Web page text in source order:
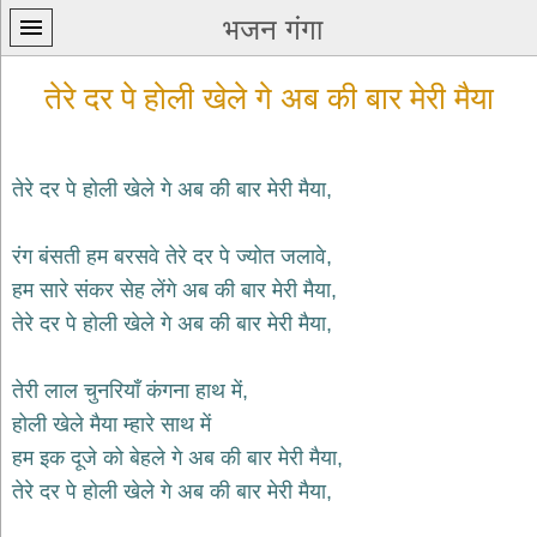
भजन गंगा
पन्ना
home
कृष्ण
bhajans
शिव
भजन
shiv
bhajans
तेरे दर पे होली खेले गे अब की बार मेरी मैया
तेरे दर पे होली खेले गे अब की बार मेरी मैया,
रंग बंसती हम बरसवे तेरे दर पे ज्योत जलावे,
हम सारे संकर सेह लेंगे अब की बार मेरी मैया,
तेरे दर पे होली खेले गे अब की बार मेरी मैया,
तेरी लाल चुनरियाँ कंगना हाथ में,
होली खेले मैया म्हारे साथ में
हम इक दूजे को बेहले गे अब की बार मेरी मैया,
तेरे दर पे होली खेले गे अब की बार मेरी मैया,